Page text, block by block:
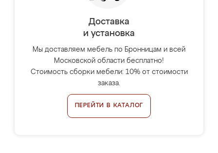
Доставка
и установка
Мы доставляем мебель по Бронницам и всей
Московской области бесплатно!
Стоимость сборки мебели: 10% от стоимости
заказа.
ПЕРЕЙТИ В КАТАЛОГ